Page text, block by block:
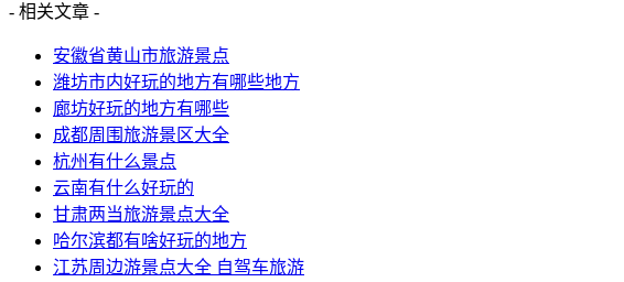
- 相关文章 -
安徽省黄山市旅游景点
潍坊市内好玩的地方有哪些地方
廊坊好玩的地方有哪些
成都周围旅游景区大全
杭州有什么景点
云南有什么好玩的
甘肃两当旅游景点大全
哈尔滨都有啥好玩的地方
江苏周边游景点大全 自驾车旅游